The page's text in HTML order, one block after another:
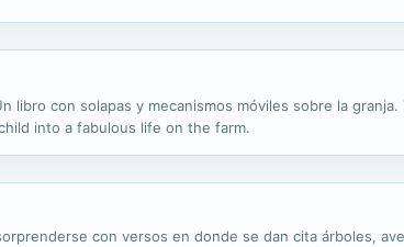
libro con solapas y mecanismos móviles sobre la
into a fabulous life on the farm.
con versos en donde se dan cita árboles,